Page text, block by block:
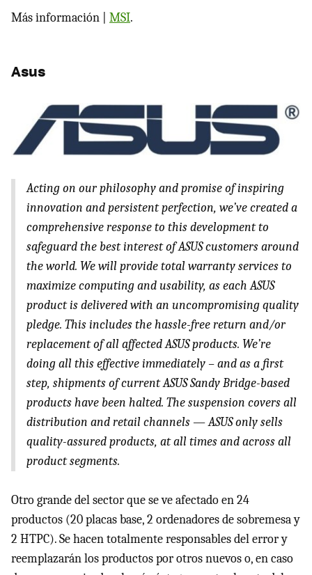
Más información | MSI.
Asus
Acting on our philosophy and promise of inspiring
innovation and persistent perfection, we’ve created a
comprehensive response to this development to
safeguard the best interest ofASUScustomers around
the world. We will provide total warranty services to
maximize computing and usability, as eachASUS
product is delivered with an uncompromising quality
pledge. This includes the hassle-free return and/or
replacement of all affectedASUSproducts. We’re
doing all this effective immediately – and as a first
step, shipments of currentASUSSandy Bridge-based
products have been halted. The suspension covers all
distribution and retail channels —ASUSonly sells
quality-assured products, at all times and across all
product segments.
Otro grande del sector que se ve afectado en 24
productos (20 placas base, 2 ordenadores de sobremesa y
2 HTPC). Se hacen totalmente responsables del error y
reemplazarán los productos por otros nuevos o, en caso